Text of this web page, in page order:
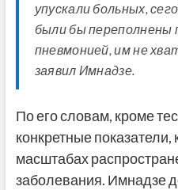
упускали больных,
были бы переполнены
пневмонией, им не
заявил Имнадзе.
По его словам, кроме
конкретные показатели,
масштабах
заболевания. Имнадзе